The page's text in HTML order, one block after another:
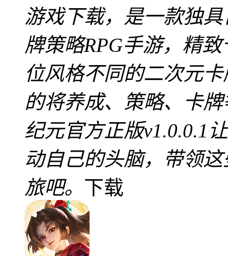
游戏下载，是一款独
牌策略RPG手游，精
位风格不同的二次元
的将养成、策略、卡
纪元官方正版v1.0.0.1
动自己的头脑，带领
旅吧。 下载